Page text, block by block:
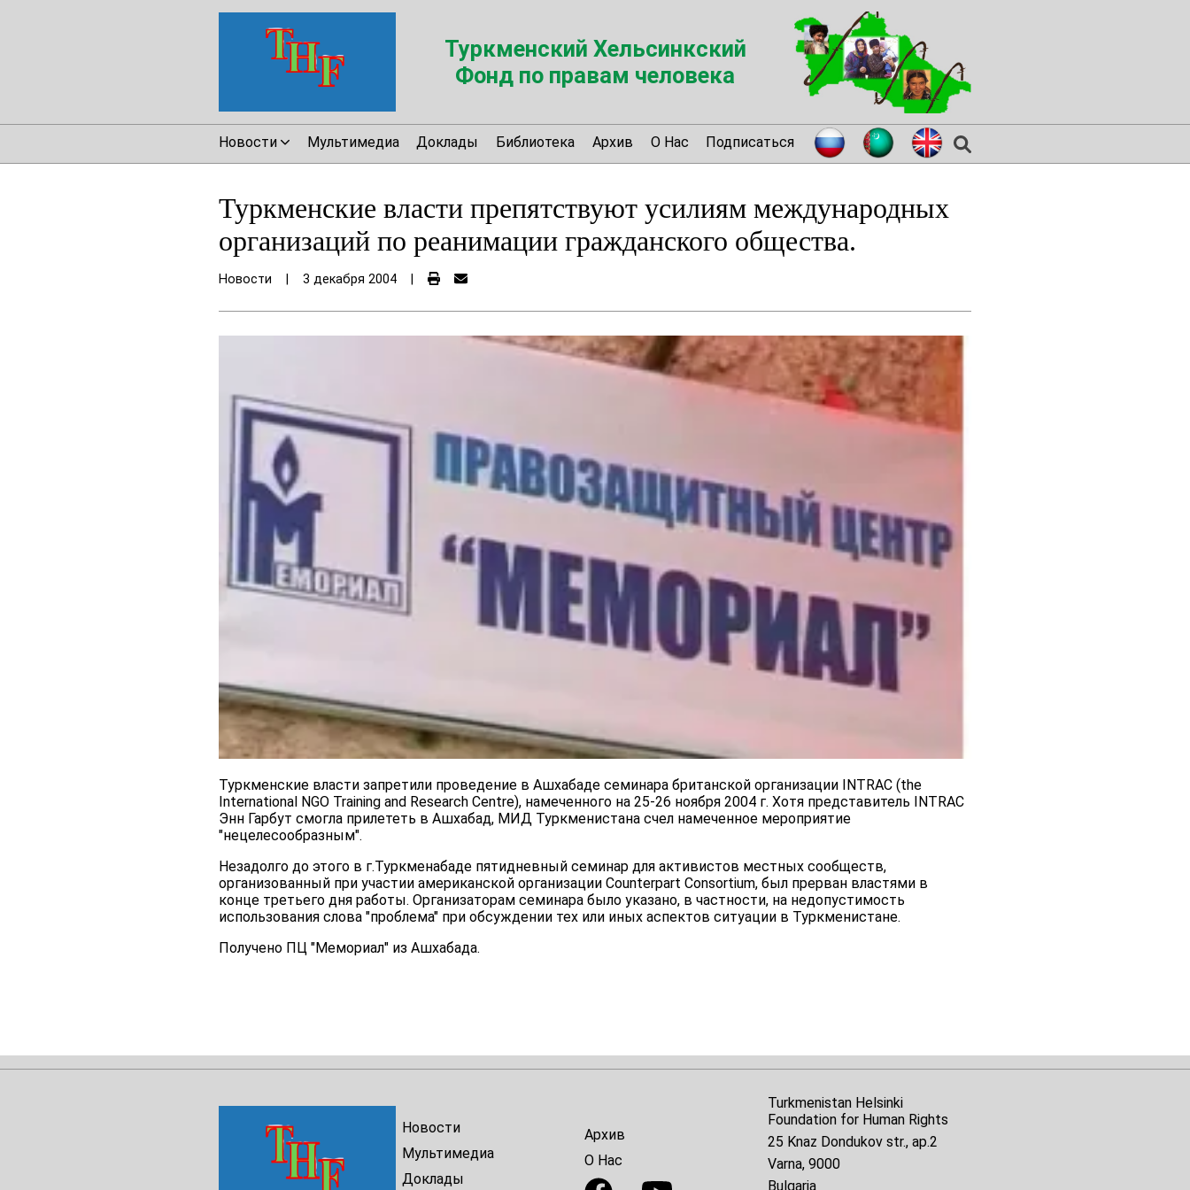
Туркменский Хельсинкский
Фонд по правам человека
Новости Мультимедиа Доклады Библиотека Архив О Нас Подписаться
Туркменские власти препятствуют усилиям международных
организаций по реанимации гражданского общества.
Новости 3 декабря 2004
Туркменские власти запретили проведение в Ашхабаде семинара британской организации INTRAC (the
International NGO Training and Research Centre), намеченного на 25-26 ноября 2004 г. Хотя представитель INTRAC
Энн Гарбут смогла прилететь в Ашхабад, МИД Туркменистана счел намеченное мероприятие
"нецелесообразным".
Незадолго до этого в г.Туркменабаде пятидневный семинар для активистов местных сообществ,
организованный при участии американской организации Counterpart Consortium, был прерван властями в
конце третьего дня работы. Организаторам семинара было указано, в частности, на недопустимость
использования слова "проблема" при обсуждении тех или иных аспектов ситуации в Туркменистане.
Получено ПЦ "Мемориал" из Ашхабада.
Новости
Мультимедиа
Доклады
Архив
О Нас
Turkmenistan Helsinki
Foundation for Human Rights
25 Knaz Dondukov str., ap.2
Varna, 9000
Bulgaria